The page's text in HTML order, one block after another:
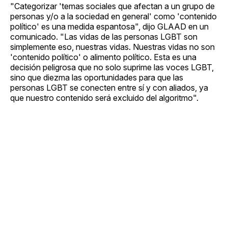
"Categorizar 'temas sociales que afectan a un grupo de
personas y/o a la sociedad en general' como 'contenido
político' es una medida espantosa", dijo GLAAD en un
comunicado. "Las vidas de las personas LGBT son
simplemente eso, nuestras vidas. Nuestras vidas no son
'contenido político' o alimento político. Esta es una
decisión peligrosa que no solo suprime las voces LGBT,
sino que diezma las oportunidades para que las
personas LGBT se conecten entre sí y con aliados, ya
que nuestro contenido será excluido del algoritmo".